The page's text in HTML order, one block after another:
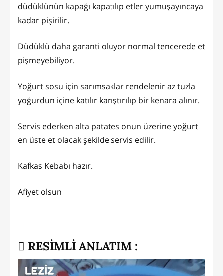
düdüklünün kapağı kapatılıp etler yumuşayıncaya
kadar pişirilir.
Düdüklü daha garanti oluyor normal tencerede et
pişmeyebiliyor.
Yoğurt sosu için sarımsaklar rendelenir az tuzla
yoğurdun içine katılır karıştırılıp bir kenara alınır.
Servis ederken alta patates onun üzerine yoğurt
en üste et olacak şekilde servis edilir.
Kafkas Kebabı hazır.
Afiyet olsun
RESİMLİ ANLATIM :